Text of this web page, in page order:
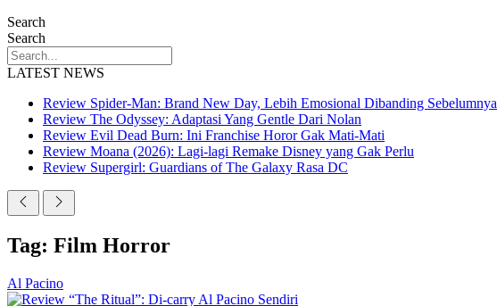
Search
Search
LATEST NEWS
Review Spider-Man: Brand New Day, Lebih Emosional Dibanding Sebelumnya
Review The Odyssey: Adaptasi Yang Gentle Dari Nolan
Review Evil Dead Burn: Ini Franchise Horor Gak Mati-Mati
Review Moana (2026): Lagi-lagi Remake Disney yang Gak Perlu
Review Supergirl: Guardians of The Galaxy Rasa DC
Tag: Film Horror
Al Pacino